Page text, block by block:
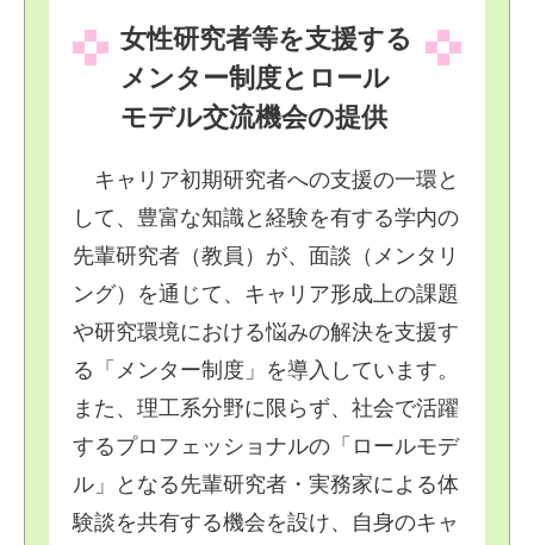
女性研究者等を支援する
メンター制度とロール
モデル交流機会の提供
キャリア初期研究者への支援の一環と
して、豊富な知識と経験を有する学内の
先輩研究者（教員）が、面談（メンタリ
ング）を通じて、キャリア形成上の課題
や研究環境における悩みの解決を支援す
る「メンター制度」を導入しています。
また、理工系分野に限らず、社会で活躍
するプロフェッショナルの「ロールモデ
ル」となる先輩研究者・実務家による体
験談を共有する機会を設け、自身のキャ